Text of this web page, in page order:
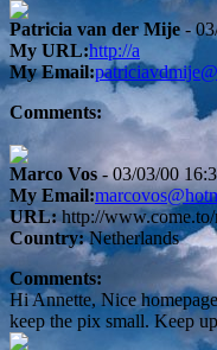
Patricia van der Mije -
My URL:http://a
My Email:
Comments:
Marco Vos- 03/03/00
My Email:
URL: http://
Country:Netherlands
Comments:
Hi Annette, Nice
keep the pix small. Keep